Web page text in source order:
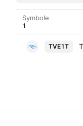
Symbole
TVE1T